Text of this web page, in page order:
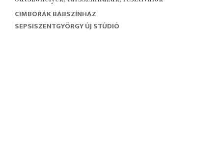
CIMBORÁK BÁBSZÍNHÁZ
SEPSISZENTGYÖRGY ÚJ STÚDIÓ